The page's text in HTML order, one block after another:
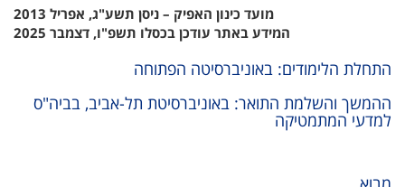
מועד כינון האפיק – ניסן תשע"ג, אפריל 2013
המידע באתר עודכן בכסלו תשפ"ו, דצמבר 2025
התחלת הלימודים: באוניברסיטה הפתוחה
ההמשך והשלמת התואר: באוניברסיטת תל-אביב, בביה"ס
למדעי המתמטיקה